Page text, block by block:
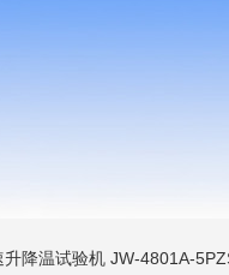
降温试验机 JW-4801A-